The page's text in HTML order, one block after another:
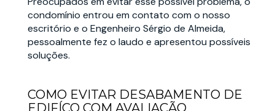
condomínio entrou em contato com o nosso
escritório e o Engenheiro Sérgio de Almeida,
pessoalmente fez o laudo e apresentou possíveis
soluções.
COMO EVITAR DESABAMENTO DE
EDIFÍCO COM AVALIAÇÃO